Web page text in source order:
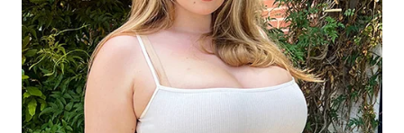
WAHANA
ADVOKAT
WAHANA
INFRASTRUKTUR